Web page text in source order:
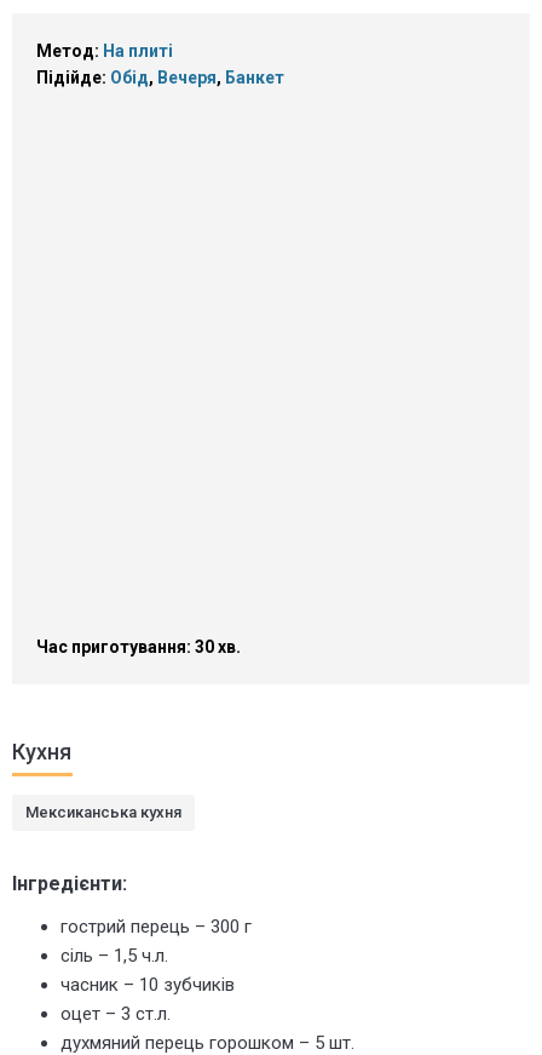
Метод: На плиті
Підійде: Обід, Вечеря, Банкет
Час приготування: 30 хв.
Кухня
Мексиканська кухня
Інгредієнти:
гострий перець – 300 г
сіль – 1,5 ч.л.
часник – 10 зубчиків
оцет – 3 ст.л.
духмяний перець горошком – 5 шт.